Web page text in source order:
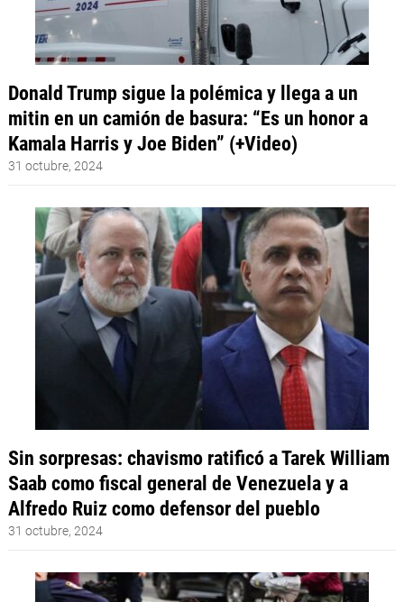
Donald Trump sigue la polémica y llega a un
mitin en un camión de basura: “Es un honor a
Kamala Harris y Joe Biden” (+Video)
31 octubre, 2024
Sin sorpresas: chavismo ratificó a Tarek William
Saab como fiscal general de Venezuela y a
Alfredo Ruiz como defensor del pueblo
31 octubre, 2024